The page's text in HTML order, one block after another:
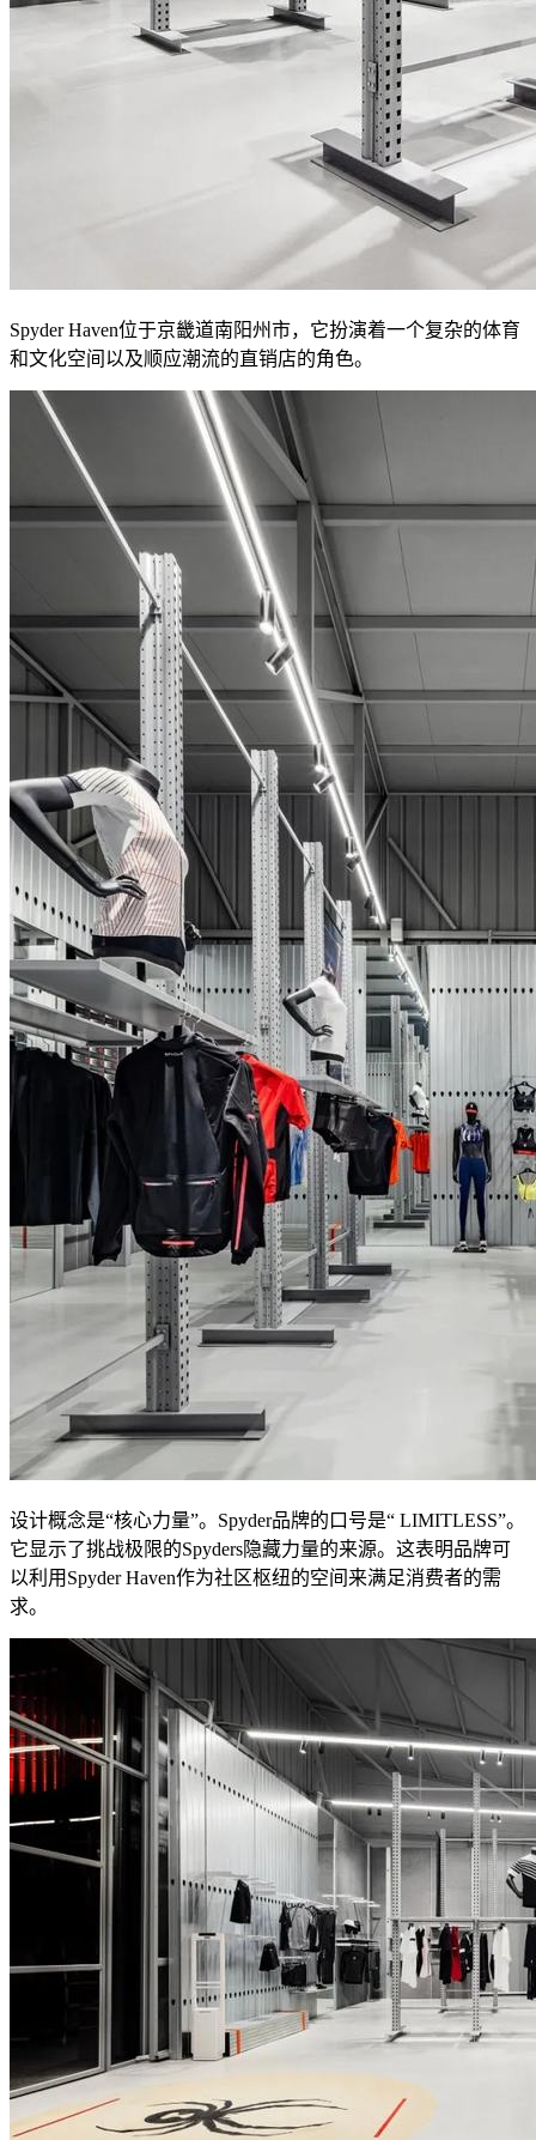
Spyder Haven位于京畿道南阳州市，它扮演着一个复杂的体育
和文化空间以及顺应潮流的直销店的角色。
设计概念是“核心力量”。Spyder品牌的口号是“ LIMITLESS”。
它显示了挑战极限的Spyders隐藏力量的来源。这表明品牌可
以利用Spyder Haven作为社区枢纽的空间来满足消费者的需
求。